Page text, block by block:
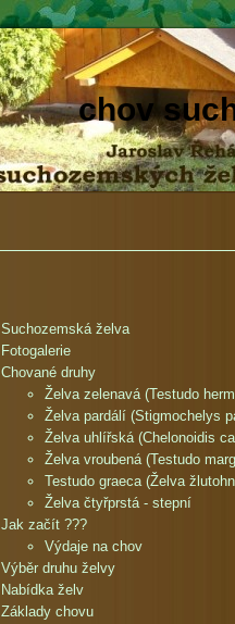
chov
Suchozemská želva
Fotogalerie
Chované druhy
Želva zelenavá (Testudo
Želva pardálí (Stigmochelys
Želva uhlířská (Chelonoidis
Želva vroubená (Testudo
Testudo graeca (Želva
Želva čtyřprstá - stepní
Jak začít ???
Výdaje na chov
Výběr druhu želvy
Nabídka želv
Základy chovu